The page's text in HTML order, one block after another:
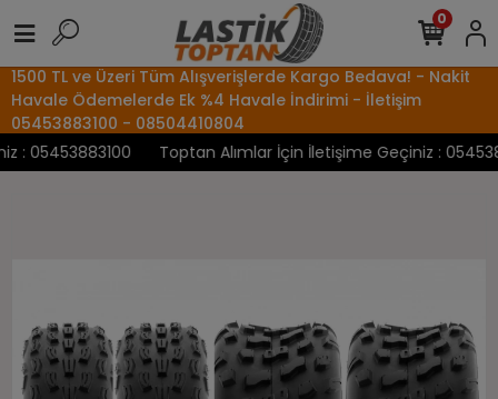
1500 TL ve Üzeri Tüm Alışverişlerde Kargo Bedava! - Nakit
Havale Ödemelerde Ek %4 Havale İndirimi - İletişim
05453883100 - 08504410804
05453883100
Toptan Alımlar İçin İletişime Geçiniz :
0